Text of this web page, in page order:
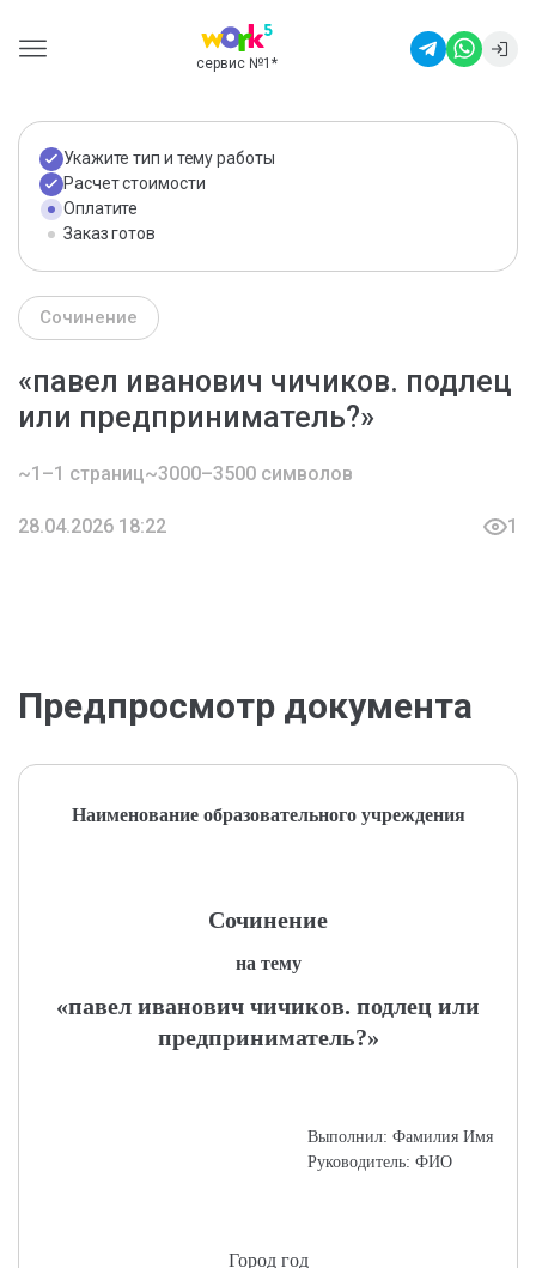
сервис №1 *
Укажите тип и тему работы
Расчет стоимости
Оплатите
Заказ готов
Сочинение
«павел иванович чичиков. подлец
или предприниматель?»
~1–1 страниц~3000–3500 символов
28.04.2026 18:22 1
Предпросмотр документа
Наименование образовательного учреждения
Сочинение
на тему
«павел иванович чичиков. подлец или
предприниматель?»
Выполнил: Фамилия Имя
Руководитель: ФИО
Город год